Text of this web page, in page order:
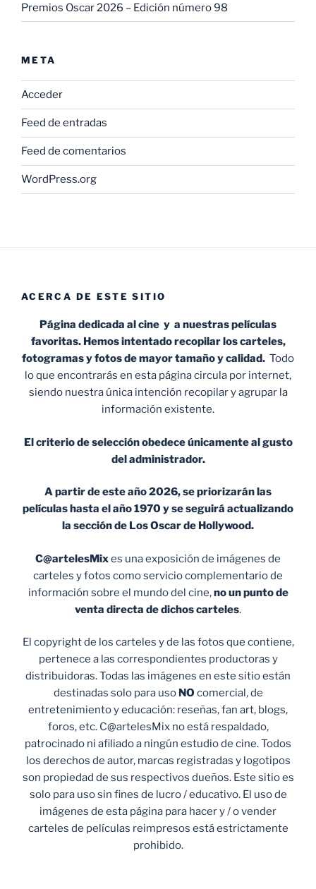
Premios Oscar 2026 – Edición número 98
META
Acceder
Feed de entradas
Feed de comentarios
WordPress.org
ACERCA DE ESTE SITIO
Página dedicada al cine y a nuestras películas
favoritas. Hemos intentado recopilar los carteles,
fotogramas y fotos de mayor tamaño y calidad. Todo
lo que encontrarás en esta página circula por internet,
siendo nuestra única intención recopilar y agrupar la
información existente.
El criterio de selección obedece únicamente al gusto
del administrador.
A partir de este año 2026, se priorizarán las
películas hasta el año 1970 y se seguirá actualizando
la sección de Los Oscar de Hollywood.
C@artelesMixes una exposición de imágenes de
carteles y fotos como servicio complementario de
información sobre el mundo del cine,no un punto de
venta directa de dichos carteles.
El copyright de los carteles y de las fotos que contiene,
pertenece a las correspondientes productoras y
distribuidoras. Todas las imágenes en este sitio están
destinadas solo para uso NO comercial, de
entretenimiento y educación: reseñas, fan art, blogs,
foros, etc. C@artelesMix no está respaldado,
patrocinado ni afiliado a ningún estudio de cine. Todos
los derechos de autor, marcas registradas y logotipos
son propiedad de sus respectivos dueños. Este sitio es
solo para uso sin fines de lucro / educativo. El uso de
imágenes de esta página para hacer y / o vender
carteles de películas reimpresos está estrictamente
prohibido.